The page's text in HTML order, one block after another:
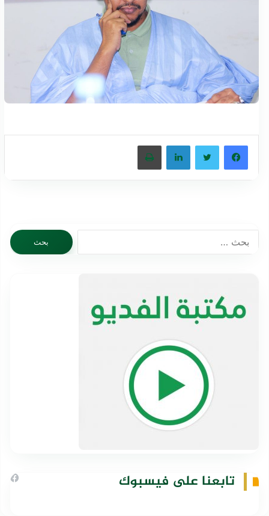
فيسبوك تويتر لينكدإن طباعة
البحث
عن:
تابعنا على فيسبوك